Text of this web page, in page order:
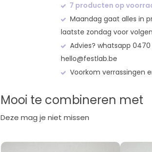
7 producten op
Maandag gaat alles in
laatste zondag voor
Advies? whatsapp
hello@festlab.be
Voorkom verrassingen
Mooi te combineren met
Deze mag je niet missen